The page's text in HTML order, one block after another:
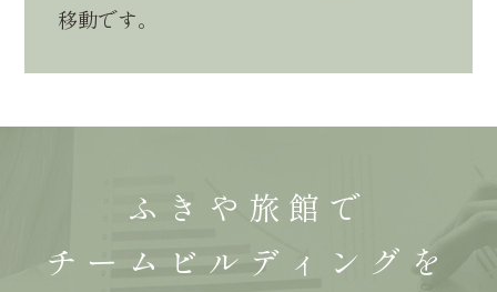
移動です。
ふきや旅館で
チームビルディングを